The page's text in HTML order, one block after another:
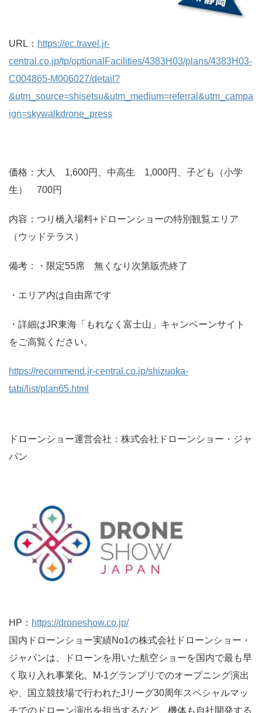
URL： https://ec.travel.jr-
central.co.jp/tp/optionalFacilities/4383H03/plans/4383H03-
C004865-M006027/detail?
&utm_source=shisetsu&utm_medium=referral&utm_campa
ign=skywalkdrone_press
価格：大人 1,600円、中高生 1,000円、子ども（小学
生） 700円
内容：つり橋入場料+ドローンショーの特別観覧エリア
（ウッドテラス）
備考：・限定55席 無くなり次第販売終了
・エリア内は自由席です
・詳細はJR東海「もれなく富士山」キャンペーンサイト
をご高覧ください。
https://recommend.jr-central.co.jp/shizuoka-
tabi/list/plan65.html
ドローンショー運営会社：株式会社ドローンショー・ジャ
パン
HP： https://droneshow.co.jp/
国内ドローンショー実績No1の株式会社ドローンショー・
ジャパンは、ドローンを用いた航空ショーを国内で最も早
く取り入れ事業化。M-1グランプリでのオープニング演出
や、国立競技場で行われたJリーグ30周年スペシャルマッ
チでのドローン演出を担当するなど、機体も自社開発する